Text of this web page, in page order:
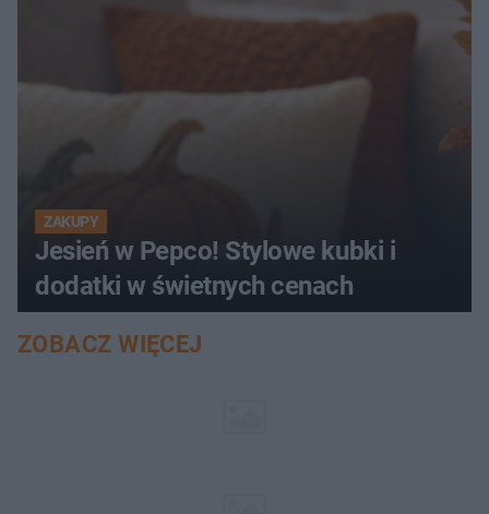
ZAKUPY
Jesień w Pepco! Stylowe kubki i
dodatki w świetnych cenach
ZOBACZ WIĘCEJ